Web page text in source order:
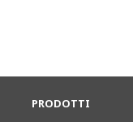
PRODOTTI